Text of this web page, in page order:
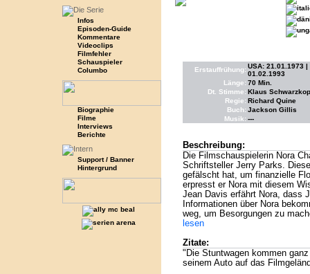
Infos
Episoden-Guide
Kommentare
Videoclips
Filmfehler
Schauspieler
Columbo
Biographie
Filme
Interviews
Berichte
Support / Banner
Hintergrund
Erstauffrühung: USA: 21.01.1973 |
01.02.1993
Länge: 70 Min.
Dt. Stimme: Klaus
Regie: Richard Quine
Buch: Jackson Gillis
Musik: ---
Beschreibung:
Die Filmschauspielerin Nora
Schriftsteller Jerry Parks.
gefälscht hat, um finanzielle
erpresst er Nora mit diesem
Jean Davis erfährt Nora, dass
Informationen über Nora
weg, um Besorgungen zu
lesen
Zitate:
"Die Stuntwagen kommen
seinem Auto auf das